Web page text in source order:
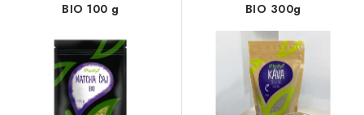
BIO 100 g
BIO 300g